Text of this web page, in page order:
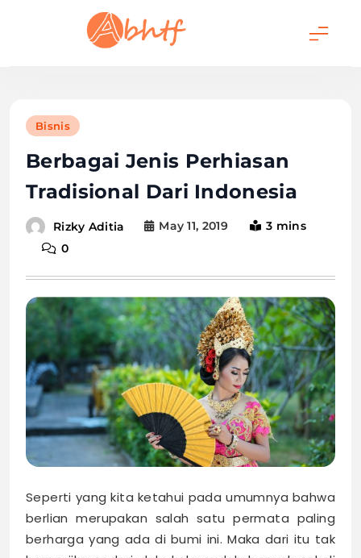
Bisnis
Berbagai Jenis Perhiasan
Tradisional Dari Indonesia
Rizky Aditia May 11, 2019
3 mins
0
Seperti yang kita ketahui pada umumnya bahwa
berlian merupakan salah satu permata paling
berharga yang ada di bumi ini. Maka dari itu tak